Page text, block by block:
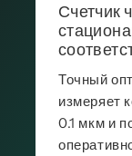
Счетчик
Точный
измеряет
0.1 мкм и